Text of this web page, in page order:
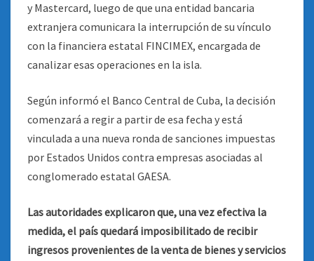
y Mastercard, luego de que una entidad bancaria
extranjera comunicara la interrupción de su vínculo
con la financiera estatal FINCIMEX, encargada de
canalizar esas operaciones en la isla.
Según informó el Banco Central de Cuba, la decisión
comenzará a regir a partir de esa fecha y está
vinculada a una nueva ronda de sanciones impuestas
por Estados Unidos contra empresas asociadas al
conglomerado estatal GAESA.
Las autoridades explicaron que, una vez efectiva la
medida, el país quedará imposibilitado de recibir
ingresos provenientes de la venta de bienes y servicios